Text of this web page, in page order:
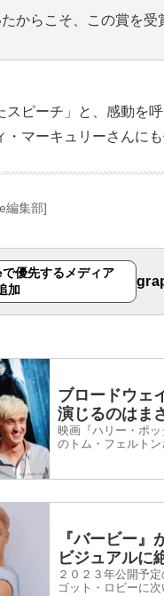
からこそ、この賞を受
スピーチ」と、感動を
・マーキュリーさんに
編集部]
優先するメディア
加
ブロードウェ
演じるのはま
映画『ハリー・ポ
のトム・フェルト
『バービー
ビジュアルに
２０２３年公開予
ゴット・ロビーに